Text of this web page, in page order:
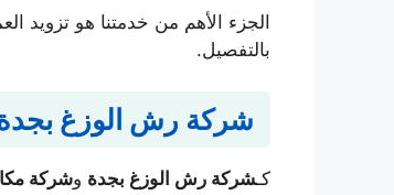
الجزء الأهم من خدمتنا هو تزويد
بالتفصيل.
شركة رش الوزغ بجدة:
كـشركة رش الوزغ بجدة وشركة